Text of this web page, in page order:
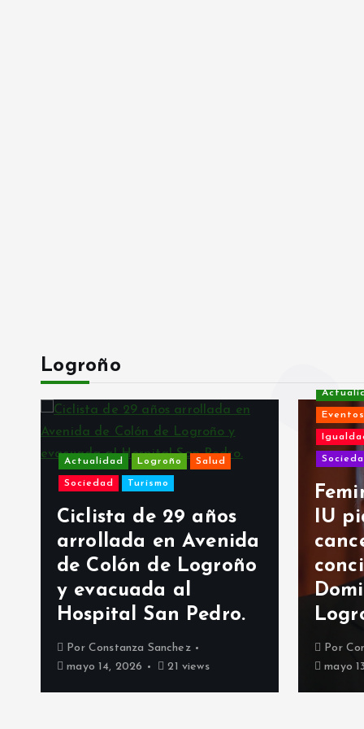
Logroño
Actualidad Logroño Salud
Sociedad Turismo
Ciclista de 29 años
arrollada en Avenida
de Colón de Logroño
y evacuada al
Hospital San Pedro.
Por Constanza Sanchez
mayo 14, 2026
21 views
Actualidad
Eventos y
Igualdad y
Sociedad
IU
Por
mayo 13,